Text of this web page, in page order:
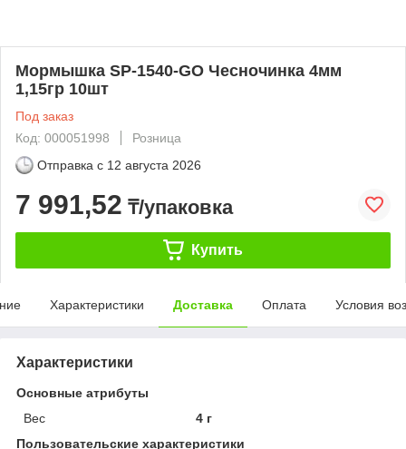
Мормышка SP-1540-GO Чесночинка 4мм
1,15гр 10шт
Под заказ
Код: 000051998
Розница
Отправка с 12 августа 2026
7 991,52 ₸/упаковка
Купить
Характеристики Доставка Оплата Условия
Характеристики
Основные атрибуты
Вес
4 г
Пользовательские характеристики